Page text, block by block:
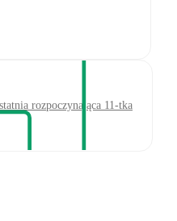
rozpoczynająca 11-tka